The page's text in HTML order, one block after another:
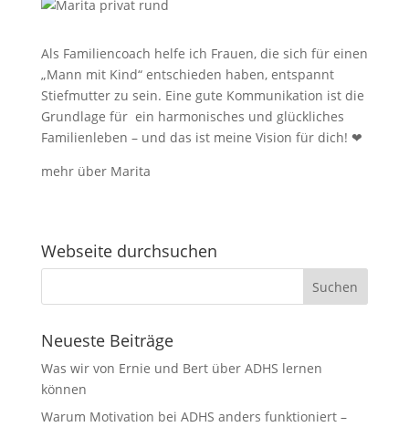
Als Familiencoach helfe ich Frauen, die sich für einen
„Mann mit Kind“ entschieden haben, entspannt
Stiefmutter zu sein. Eine gute Kommunikation ist die
Grundlage für ein harmonisches und glückliches
Familienleben – und das ist meine Vision für dich! ❤
mehr über Marita
Webseite durchsuchen
Neueste Beiträge
Was wir von Ernie und Bert über ADHS lernen
können
Warum Motivation bei ADHS anders funktioniert –